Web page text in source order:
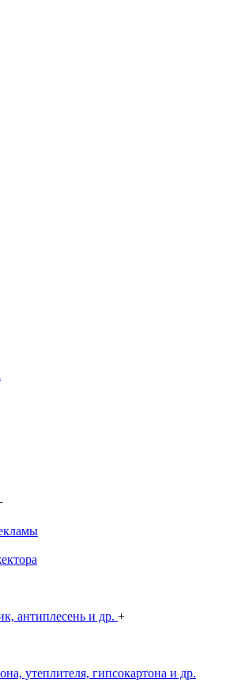
антиплесень и др. +
утеплителя, гипсокартона и др.